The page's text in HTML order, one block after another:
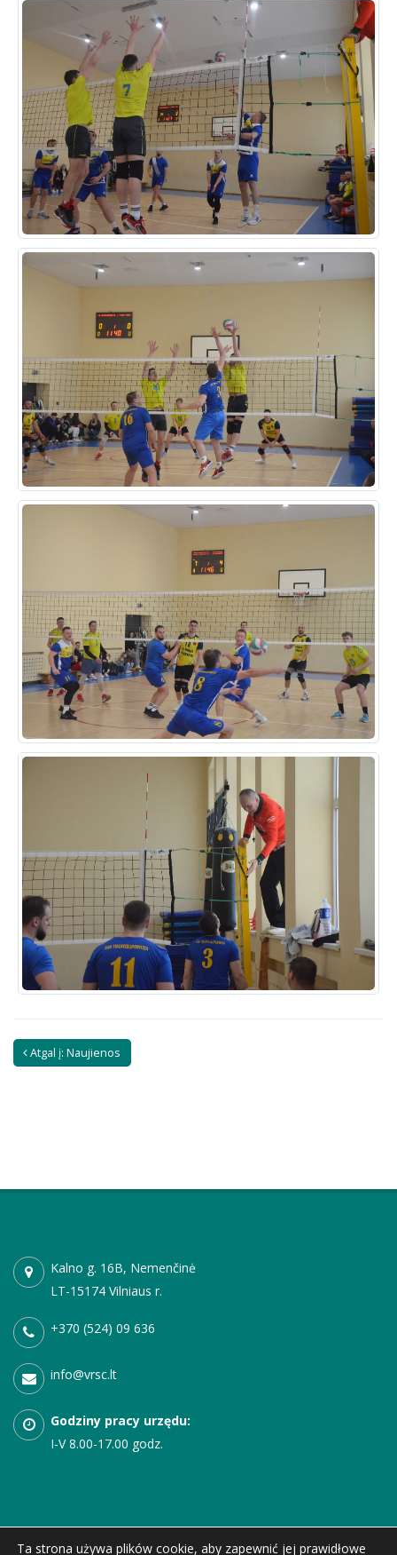
Atgal į: Naujienos
Kalno g. 16B, Nemenčinė
LT-15174 Vilniaus r.
+370 (524) 09 636
info@vrsc.lt
Godziny pracy urzędu:
I-V8.00-17.00 godz.
Ta strona używa plików cookie, aby zapewnić jej prawidłowe